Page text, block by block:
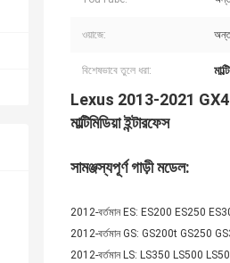
ওয়াজে:
বিশেষভাবে তুলে ধরা:
Lexus 2013-2021
মাল্টিমিডিয়া ইন্টারফেস
সামঞ্জস্যপূর্ণ গাড়ী মডেল:
2012-বর্তমান ES: ES200 ES250
2012-বর্তমান GS: GS200t GS250
2012-বর্তমান LS: LS350 LS500